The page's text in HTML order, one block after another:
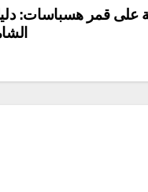
على قمر هسباسات: